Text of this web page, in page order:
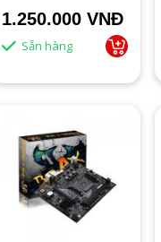
1.250.000 VNĐ
Sẵn hàng